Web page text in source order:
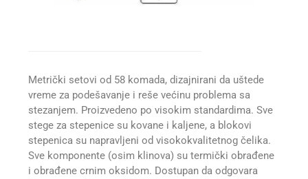
Metrički setovi od 58 komada, dizajnirani da uštede
vreme za podešavanje i reše većinu problema sa
stezanjem. Proizvedeno po visokim standardima. Sve
stege za stepenice su kovane i kaljene, a blokovi
stepenica su napravljeni od visokokvalitetnog čelika.
Sve komponente (osim klinova) su termički obrađene
i obrađene crnim oksidom. Dostupan da odgovara